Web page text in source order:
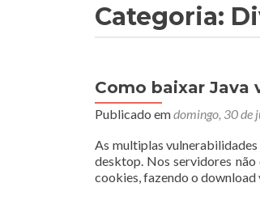
Categoria:
Como baixar Java
Publicado emdomingo, 30 de
As multiplas
desktop. Nos servidores
cookies, fazendo o download
Navegação
por
posts